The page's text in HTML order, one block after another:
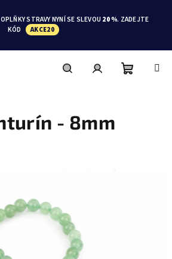
STRAVY NYNÍ SE SLEVOU 20 %. ZADEJTE
KÓD
AKCE20
- 8mm